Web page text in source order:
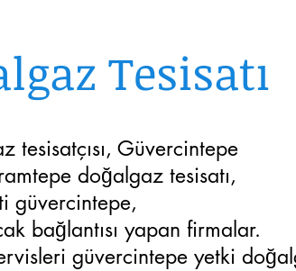
Tesisatı
tesisatçısı, Güvercintepe
doğalgaz tesisatı,
güvercintepe,
bağlantısı yapan firmalar.
güvercintepe yetki